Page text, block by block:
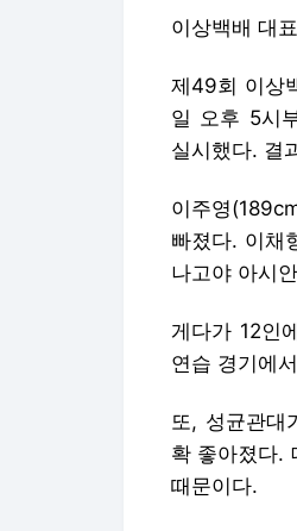
이상백배 대
제49회 이상
일 오후 5시
실시했다. 결
이주영
빠졌다. 이채
나고야 아시
게다가 12인
연습 경기에
또, 성균관대
확 좋아졌다.
때문이다.